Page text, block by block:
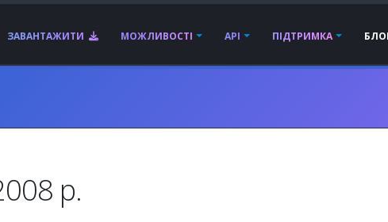
ЗАВАНТАЖИТИ МОЖЛИВОСТІ API ПІДТРИМКА
р.